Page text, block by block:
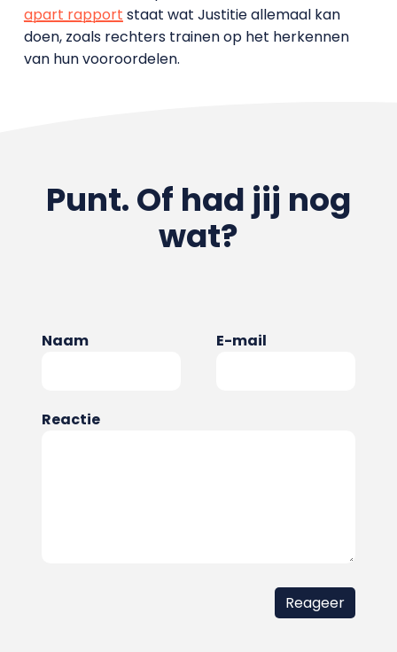
apart rapport staat wat Justitie allemaal kan
doen, zoals rechters trainen op het herkennen
van hun vooroordelen.
Punt. Of had jij nog
wat?
Naam E-mail
Reactie